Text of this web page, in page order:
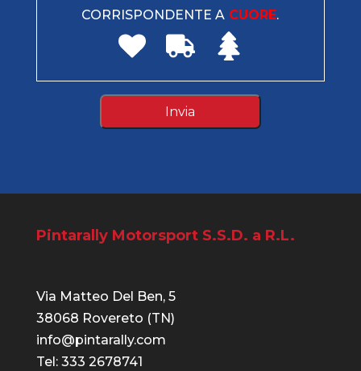
CORRISPONDENTE A CUORE.
Pintarally Motorsport S.S.D. a R.L.
Via Matteo Del Ben, 5
38068 Rovereto (TN)
info@pintarally.com
Tel: 333 2678741